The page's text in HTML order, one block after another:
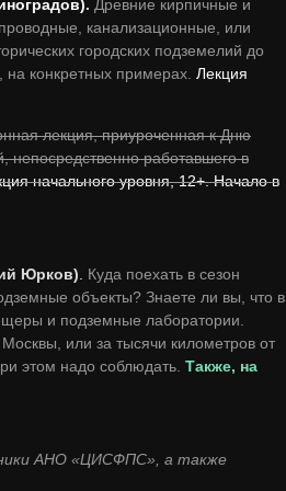
. Древние кирпичные и
канализационные, или
городских подземелий до
конкретных примерах. Лекция
лекция, приуроченная к Дню
непосредственно работавшего в
начального уровня, 12+. Начало в
Юрков)
Куда поехать в сезон
объекты? Знаете ли вы, что в
и подземные лаборатории.
или за тысячи километров от
этом надо соблюдать. Также, на
АНО «ЦИСФПС», а также